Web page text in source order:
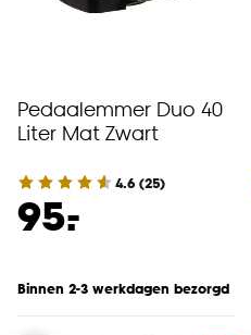
Pedaalemmer Duo 40
Liter Mat Zwart
4.6 (25)
95.
-
Binnen 2-3 werkdagen bezorgd